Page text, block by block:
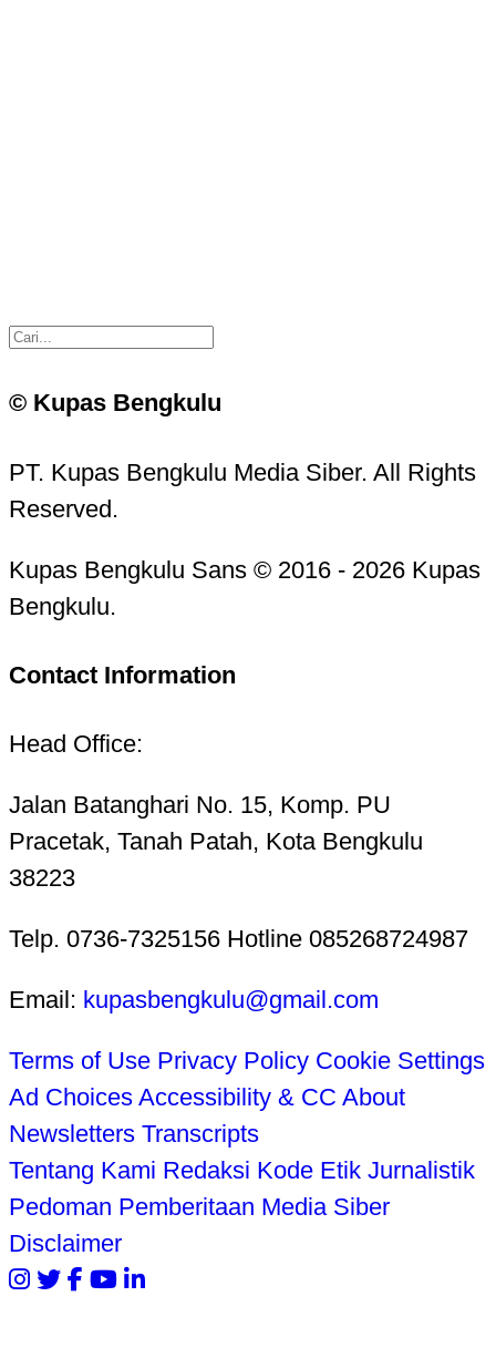
© Kupas Bengkulu
PT. Kupas Bengkulu Media Siber. All Rights
Reserved.
Kupas Bengkulu Sans © 2016 - 2026 Kupas
Bengkulu.
Contact Information
Head Office:
Jalan Batanghari No. 15, Komp. PU
Pracetak, Tanah Patah, Kota Bengkulu
38223
Telp. 0736-7325156 Hotline 085268724987
Email: kupasbengkulu@gmail.com
Terms of Use Privacy Policy Cookie Settings
Ad Choices Accessibility & CC About
Newsletters Transcripts
Tentang Kami Redaksi Kode Etik Jurnalistik
Pedoman Pemberitaan Media Siber
Disclaimer